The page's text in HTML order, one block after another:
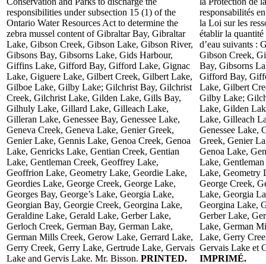
responsibilities under subsection 15 (1) of the
Ontario Water Resources Act to determine the
zebra mussel content of Gibraltar Bay, Gibraltar
Lake, Gibson Creek, Gibson Lake, Gibson River,
Gibsons Bay, Gibsorns Lake, Gids Harbour,
Giffins Lake, Gifford Bay, Gifford Lake, Gignac
Lake, Giguere Lake, Gilbert Creek, Gilbert Lake,
Gilboe Lake, Gilby Lake; Gilchrist Bay, Gilchrist
Creek, Gilchrist Lake, Gilden Lake, Gills Bay,
Gilhuly Lake, Gillard Lake, Gilleach Lake,
Gilleran Lake, Genessee Bay, Genessee Lake,
Geneva Creek, Geneva Lake, Genier Greek,
Genier Lake, Gennis Lake, Genoa Creek, Genoa
Lake, Genricks Lake, Gentian Creek, Gentian
Lake, Gentleman Creek, Geoffrey Lake,
Geoffrion Lake, Geometry Lake, Geordie Lake,
Geordies Lake, George Creek, George Lake,
Georges Bay, George’s Lake, Georgia Lake,
Georgian Bay, Georgie Creek, Georgina Lake,
Geraldine Lake, Gerald Lake, Gerber Lake,
Gerloch Creek, German Bay, German Lake,
German Mills Creek, Gerow Lake, Gerrard Lake,
Gerry Creek, Gerry Lake, Gertrude Lake, Gervais
Lake and Gervis Lake. Mr. Bisson. PRINTED.
responsabilités
la Loi sur les
établir la quantité
d’eau suivants :
Gibson Creek,
Bay, Gibsorns
Gifford Bay,
Lake, Gilbert
Gilby Lake;
Lake, Gilden
Lake, Gilleach
Genessee Lake,
Greek, Genier
Genoa Lake,
Lake,
Lake, Geometry
George Creek,
Lake, Georgia
Georgina Lake,
Gerber Lake,
Lake, German
Lake, Gerry
Gervais Lake et
IMPRIMÉ.